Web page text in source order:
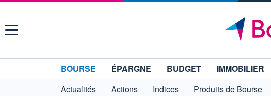
Menu
BOURSE ÉPARGNE BUDGET IMMOBILIER
Actualités
Actions Indices Produits de Bourse